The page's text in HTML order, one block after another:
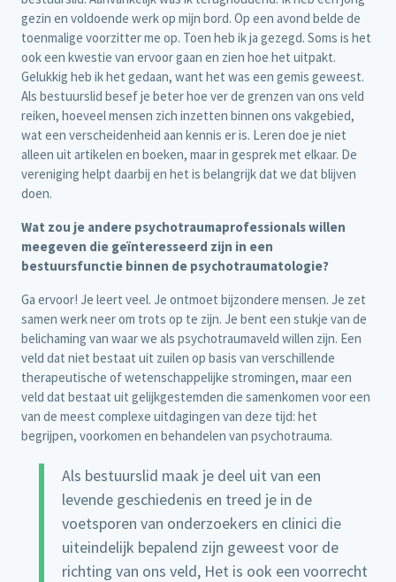
gezin en voldoende werk op mijn bord. Op een avond belde de
toenmalige voorzitter me op. Toen heb ik ja gezegd. Soms is het
ook een kwestie van ervoor gaan en zien hoe het uitpakt.
Gelukkig heb ik het gedaan, want het was een gemis geweest.
Als bestuurslid besef je beter hoe ver de grenzen van ons veld
reiken, hoeveel mensen zich inzetten binnen ons vakgebied,
wat een verscheidenheid aan kennis er is. Leren doe je niet
alleen uit artikelen en boeken, maar in gesprek met elkaar. De
vereniging helpt daarbij en het is belangrijk dat we dat blijven
doen.
Wat zou je andere psychotraumaprofessionals willen
meegeven die geïnteresseerd zijn in een
bestuursfunctie binnen de psychotraumatologie?
Ga ervoor! Je leert veel. Je ontmoet bijzondere mensen. Je zet
samen werk neer om trots op te zijn. Je bent een stukje van de
belichaming van waar we als psychotraumaveld willen zijn. Een
veld dat niet bestaat uit zuilen op basis van verschillende
therapeutische of wetenschappelijke stromingen, maar een
veld dat bestaat uit gelijkgestemden die samenkomen voor een
van de meest complexe uitdagingen van deze tijd: het
begrijpen, voorkomen en behandelen van psychotrauma.
Als bestuurslid maak je deel uit van een
levende geschiedenis en treed je in de
voetsporen van onderzoekers en clinici die
uiteindelijk bepalend zijn geweest voor de
richting van ons veld, Het is ook een voorrecht